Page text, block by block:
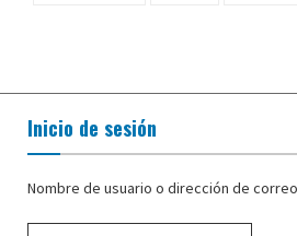
Inicio de sesión
Nombre de usuario o dirección de